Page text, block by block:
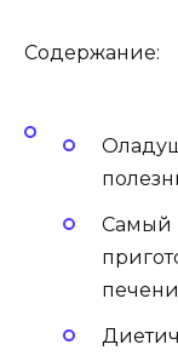
Содержание:
Самый
печени